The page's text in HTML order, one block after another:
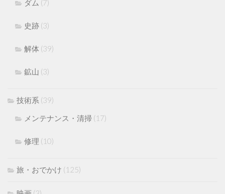
ダム (7)
史跡 (3)
解体 (39)
鉱山 (3)
技術系 (39)
メンテナンス・清掃 (17)
修理 (10)
旅・おでかけ (125)